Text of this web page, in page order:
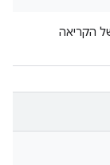
הקריאה